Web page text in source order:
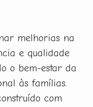
melhorias na
e qualidade
o bem-estar da
às famílias.
com